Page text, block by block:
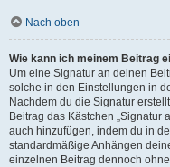
Nach oben
Wie kann ich meinem Beitrag
Um eine Signatur an deinen
solche in den Einstellungen in
Nachdem du die Signatur
Beitrag das Kästchen „Signatur
auch hinzufügen, indem du in
standardmäßige Anhängen
einzelnen Beitrag dennoch